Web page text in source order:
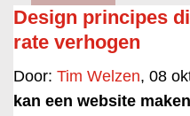
Design principes
rate verhogen
Door: Tim Welzen, 08
kan een website